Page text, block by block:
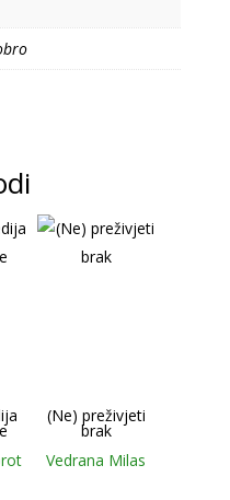
(Ne) preživjeti
brak
Vedrana Milas